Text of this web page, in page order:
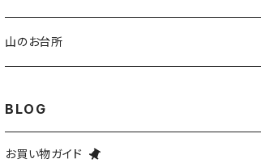
ふるさと便（ミニ）
ご利用券
栃餅
山のお台所
BLOG
お買い物ガイド